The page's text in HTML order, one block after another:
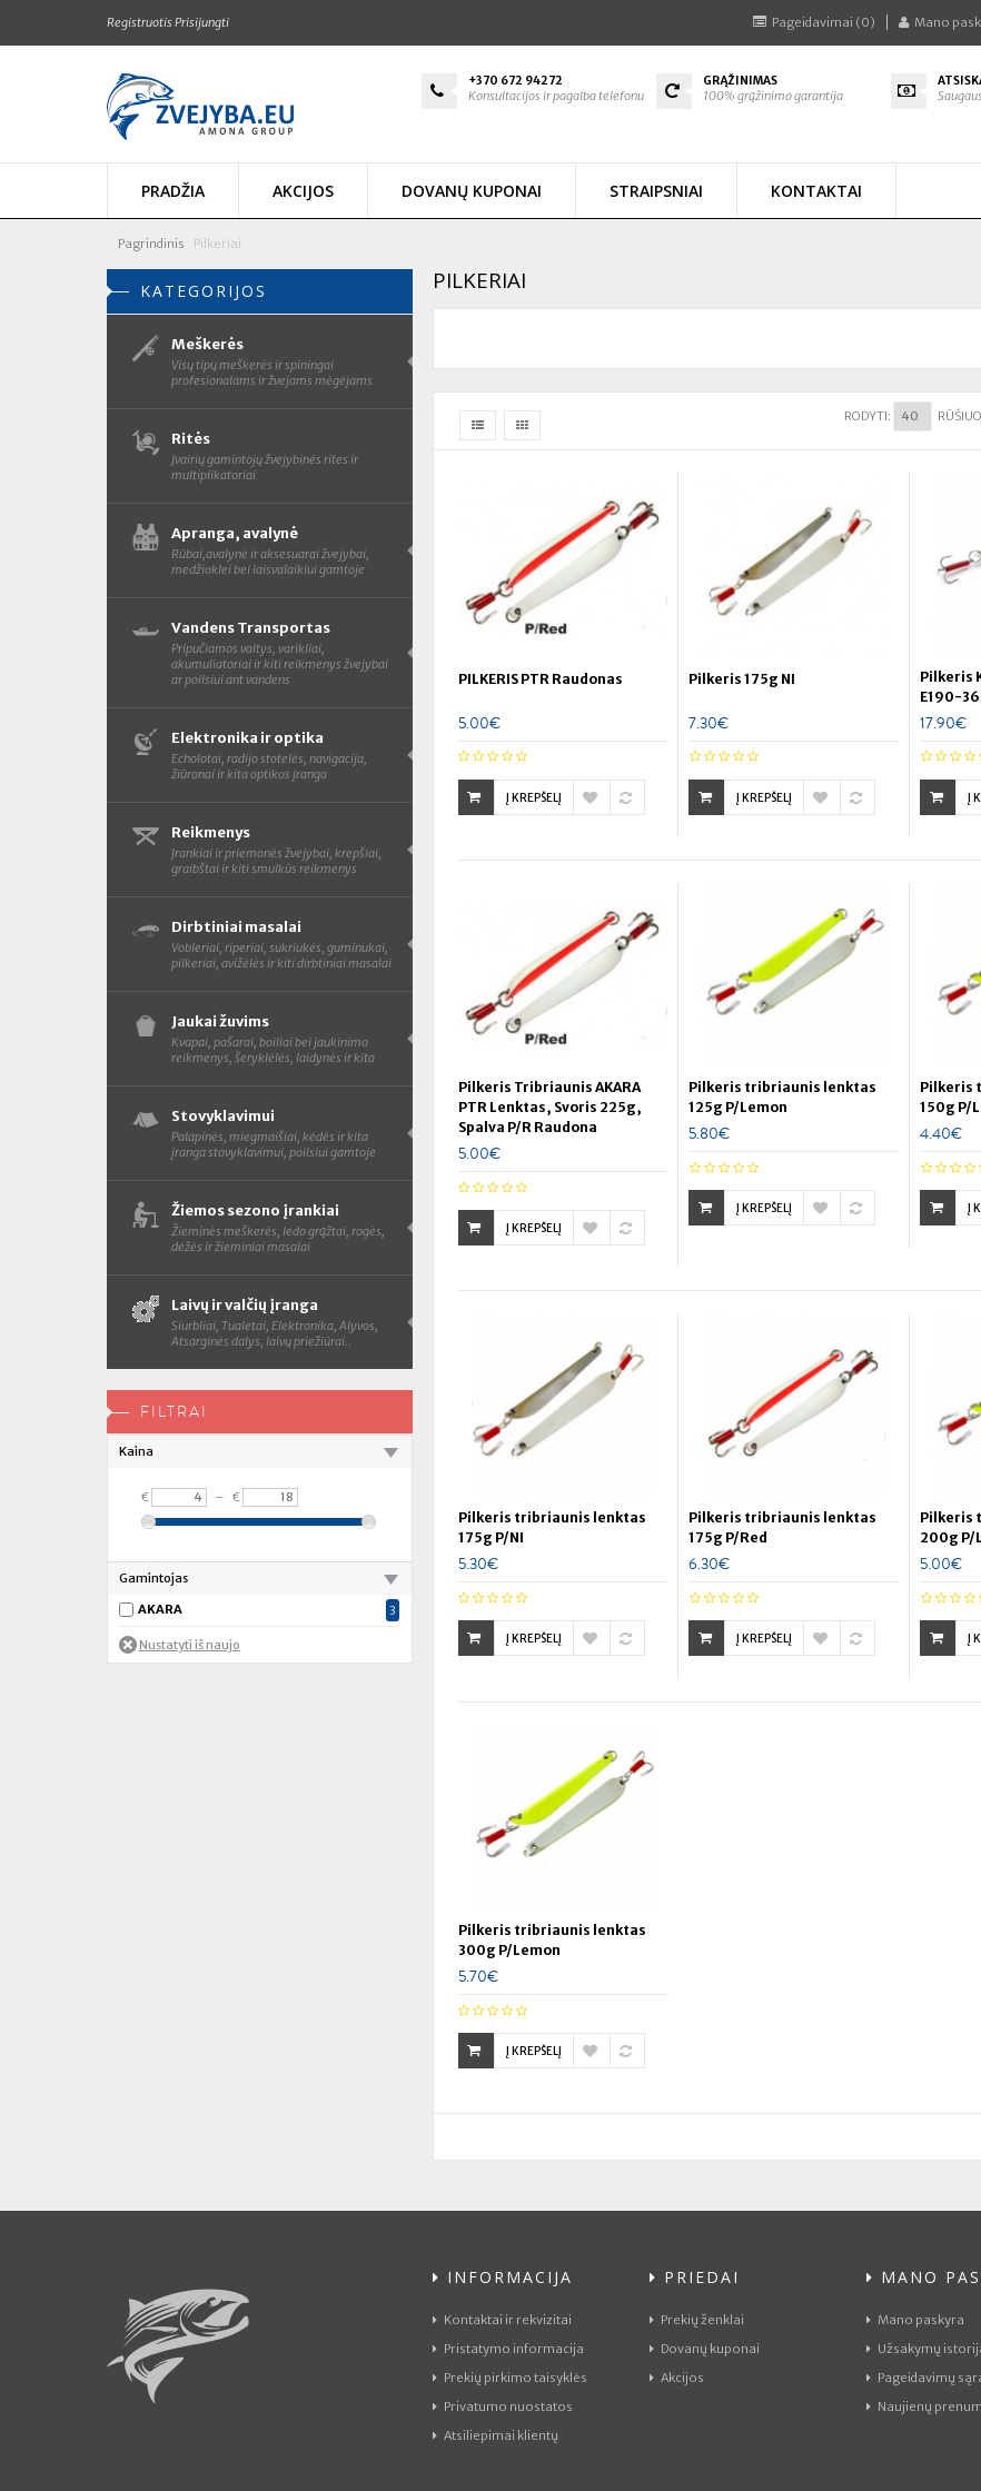
RegistruotisPrisijungti Pageidavimai (0) Mano
+370 672 94272
Konsultacijos ir pagalba telefonu
GRĄŽINIMAS
100% grąžinimo garantija
PRADŽIA AKCIJOS DOVANŲ KUPONAI STRAIPSNIAI KONTAKTAI
Pagrindinis Pilkeriai
KATEGORIJOS
Meškerės
Visų tipų meškerės ir spiningai
profesionalams ir žvejams mėgėjams
Ritės
Įvairių gamintojų žvejybinės rites ir
multiplikatoriai
Apranga, avalynė
Rūbai,avalynė ir aksesuarai žvejybai,
medžioklei bei laisvalaikiui gamtoje
Vandens Transportas
Pripučiamos valtys, varikliai,
akumuliatoriai ir kiti reikmenys žvejybai
ar poilsiui ant vandens
Elektronika ir optika
Echolotai, radijo stotelės, navigacija,
žiūronai ir kita optikos įranga
Reikmenys
Įrankiai ir priemonės žvejybai, krepšiai,
graibštai ir kiti smulkūs reikmenys
Dirbtiniai masalai
Vobleriai, riperiai, sukriukės, guminukai,
pilkeriai, avižėlės ir kiti dirbtiniai masalai
Jaukai žuvims
Kvapai, pašarai, boiliai bei jaukinimo
reikmenys, šeryklėlės, laidynės ir kita
Stovyklavimui
Palapinės, miegmaišiai, kėdės ir kita
įranga stovyklavimui, poilsiui gamtoje
Žiemos sezono įrankiai
Žieminės meškerės, ledo grąžtai, rogės,
dėžės ir žieminiai masalai
Laivų ir valčių įranga
Siurbliai, Tualetai, Elektronika, Alyvos,
Atsarginės dalys, laivų priežiūrai..
FILTRAI
Kaina
€ – €
Gamintojas
AKARA
3
PILKERIAI
RODYTI:
PILKERIS PTR Raudonas
5.00€
Į KREPŠELĮ
Pilkeris 175g NI
7.30€
Į KREPŠELĮ
Pilkeris
E190-
17.90€
Į
Pilkeris Tribriaunis AKARA
PTR Lenktas, Svoris 225g,
Spalva P/R Raudona
5.00€
Į KREPŠELĮ
Pilkeris tribriaunis lenktas
125g P/Lemon
5.80€
Į KREPŠELĮ
Pilkeris
150g P/
4.40€
Į
Pilkeris tribriaunis lenktas
175g P/NI
5.30€
Į KREPŠELĮ
Pilkeris tribriaunis lenktas
175g P/Red
6.30€
Į KREPŠELĮ
Pilkeris
200g P/
5.00€
Į
Pilkeris tribriaunis lenktas
300g P/Lemon
5.70€
Į KREPŠELĮ
INFORMACIJA
Kontaktai ir rekvizitai
Pristatymo informacija
Prekių pirkimo taisyklės
Privatumo nuostatos
Atsiliepimai klientų
PRIEDAI
Prekių ženklai
Dovanų kuponai
Akcijos
MANO
Mano paskyra
Užsakymų
Pageidavimų
Naujienų